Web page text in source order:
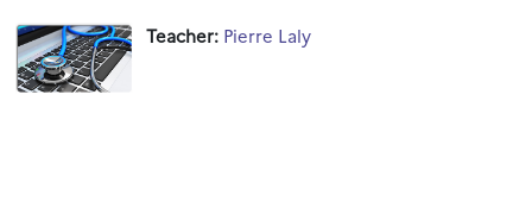
Teacher: Pierre Laly